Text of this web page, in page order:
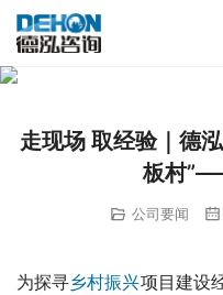
走现场 取经验｜德
板村
公司要闻
为探寻乡村振兴项目建设